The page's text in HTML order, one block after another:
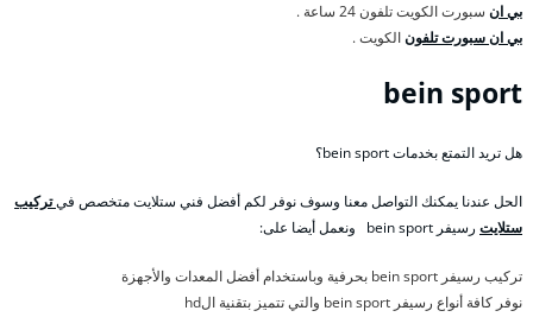
بي ان سبورت الكويت تلفون 24 ساعة .
بي ان سبورت تلفونالكويت .
bein sport
هل تريد التمتع بخدمات bein sport؟
الحل عندنا يمكنك التواصل معنا وسوف نوفر لكم أفضل فني ستلايت متخصص فيتركيب
ستلايت رسيفر bein sport ونعمل أيضا على:
تركيب رسيفر bein sport بحرفية وباستخدام أفضل المعدات والأجهزة
نوفر كافة أنواع رسيفر bein sport والتي تتميز بتقنية الhd